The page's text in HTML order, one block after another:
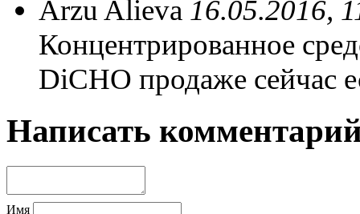
Arzu Alieva 16.05.2016,
Концентрированное
DiCHO продаже сейчас
Написать
Имя